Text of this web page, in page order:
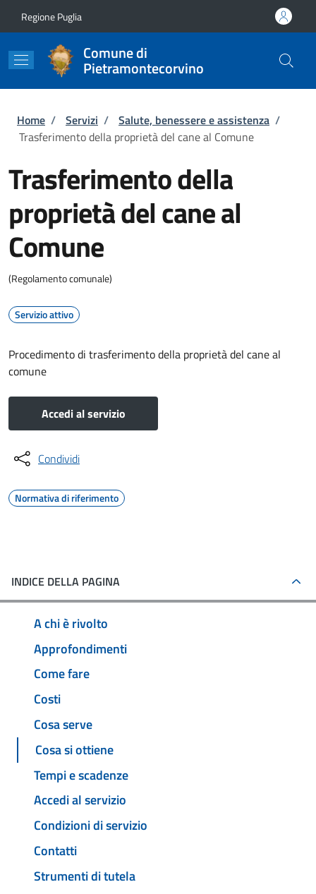
Regione Puglia
Comune di
Pietramontecorvino
Briciole di pane
Home / Servizi / Salute, benessere e assistenza /
Trasferimento della proprietà del cane al Comune
Trasferimento della
proprietà del cane al
Comune
(Regolamento comunale)
Servizio attivo
Procedimento di trasferimento della proprietà del cane al
comune
Accedi al servizio
Condividi
Normativa di riferimento
INDICE DELLA PAGINA
A chi è rivolto
Approfondimenti
Come fare
Costi
Cosa serve
Cosa si ottiene
Tempi e scadenze
Accedi al servizio
Condizioni di servizio
Contatti
Strumenti di tutela